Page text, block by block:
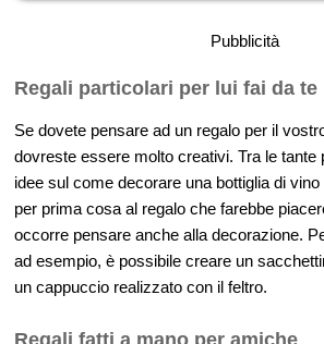
Pubblicità
Regali particolari per lui fai da te
Se dovete pensare ad un regalo per il
dovreste essere molto creativi. Tra le tante
idee sul come decorare una bottiglia di
per prima cosa al regalo che farebbe
occorre pensare anche alla decorazione.
ad esempio, è possibile creare un
un cappuccio realizzato con il feltro.
Regali fatti a mano per amiche